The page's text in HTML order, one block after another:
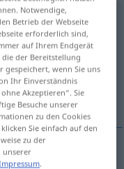
antippen)
Notwendige,
Betrieb der Webseite
erforderlich sind,
auf Ihrem Endgerät
der Bereitstellung
wenn Sie uns
Ihr Einverständnis
Akzeptieren“. Sie
Besuche unserer
zu den Cookies
Sie einfach auf den
zu der
unserer